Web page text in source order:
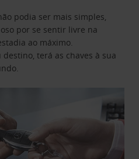
podia ser mais simples,
por se sentir livre na
ao máximo.
terá as chaves à sua